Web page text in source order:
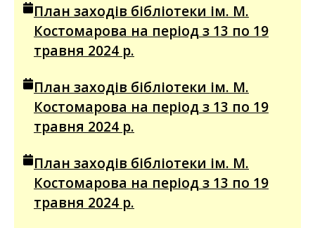
План заходів бібліотеки ім. М.
Костомарова на період з 13 по 19
травня 2024 р.
План заходів бібліотеки ім. М.
Костомарова на період з 13 по 19
травня 2024 р.
План заходів бібліотеки ім. М.
Костомарова на період з 13 по 19
травня 2024 р.